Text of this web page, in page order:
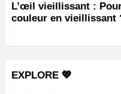
L’œil vieillissant :
couleur en vieillissant
EXPLORE 💖